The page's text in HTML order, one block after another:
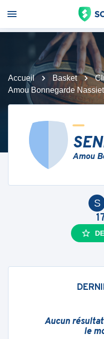
Accueil Basket
Amou Bonnegarde Nassiet
Amou
S
Aucun
le